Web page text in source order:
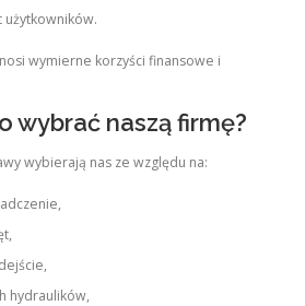
użytkowników.
wymierne korzyści finansowe i
wybrać naszą firmę?
wybierają nas ze względu na:
hydraulików,